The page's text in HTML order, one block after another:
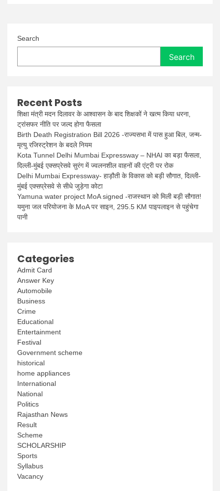
Search
Search
Recent Posts
शिक्षा मंत्री मदन दिलावर के आश्वासन के बाद शिक्षकों ने खत्म किया धरना,
ट्रांसफर नीति पर जल्द होगा फैसला
Birth Death Registration Bill 2026 -राज्यसभा में पास हुआ बिल, जन्म-
मृत्यु रजिस्ट्रेशन के बदले नियम
Kota Tunnel Delhi Mumbai Expressway – NHAI का बड़ा फैसला,
दिल्ली-मुंबई एक्सप्रेसवे सुरंग में ज्वलनशील वाहनों की एंट्री पर रोक
Delhi Mumbai Expressway- हाड़ौती के विकास को बड़ी सौगात, दिल्ली-
मुंबई एक्सप्रेसवे से सीधे जुड़ेगा कोटा
Yamuna water project MoA signed -राजस्थान को मिली बड़ी सौगात!
यमुना जल परियोजना के MoA पर साइन, 295.5 KM पाइपलाइन से पहुंचेगा
पानी
Categories
Admit Card
Answer Key
Automobile
Business
Crime
Educational
Entertainment
Festival
Government scheme
historical
home appliances
International
National
Politics
Rajasthan News
Result
Scheme
SCHOLARSHIP
Sports
Syllabus
Vacancy